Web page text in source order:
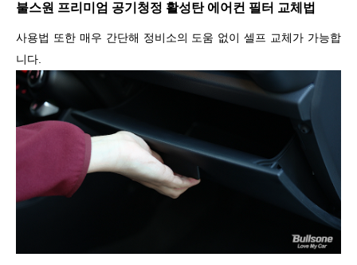
불스원 프리미엄 공기청정 활성탄 에어컨 필터 교체법
사용법 또한 매우 간단해 정비소의 도움 없이 셀프 교체가 가능합
니다.